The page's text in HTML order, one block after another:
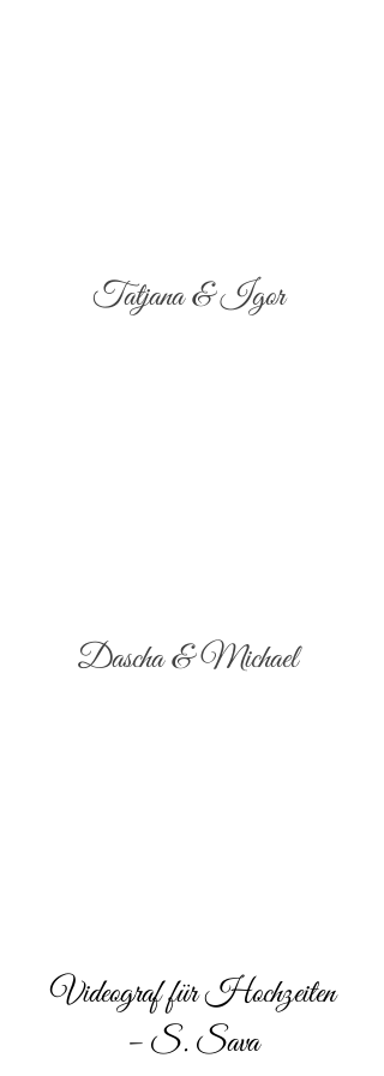
Tatjana & Igor
Dascha & Michael
Videograf für Hochzeiten
– S. Sava